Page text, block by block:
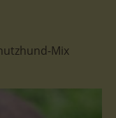
Mix